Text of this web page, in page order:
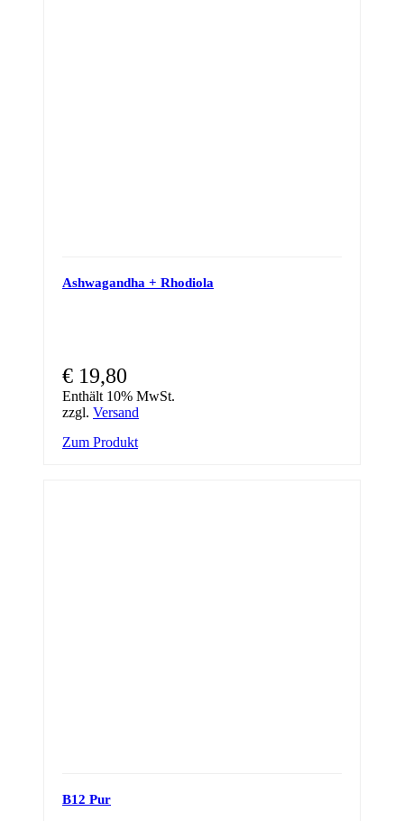
Ashwagandha + Rhodiola
€ 19,80
Enthält 10% MwSt.
zzgl. Versand
Zum Produkt
B12 Pur